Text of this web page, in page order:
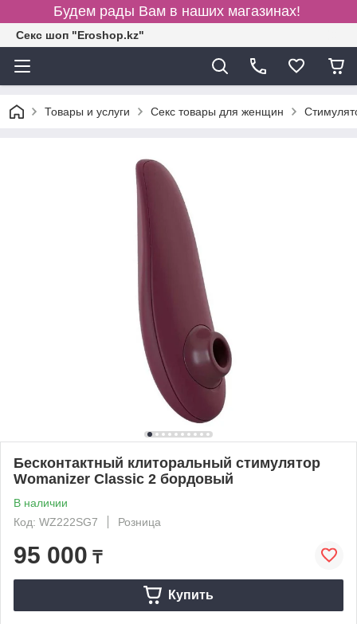
Будем рады Вам в наших магазинах!
Секс шоп "Eroshop.kz"
Товары и услуги Секс товары для женщин
Бесконтактный клиторальный стимулятор
Womanizer Classic 2 бордовый
В наличии
Код: WZ222SG7
Розница
95 000 ₸
Купить